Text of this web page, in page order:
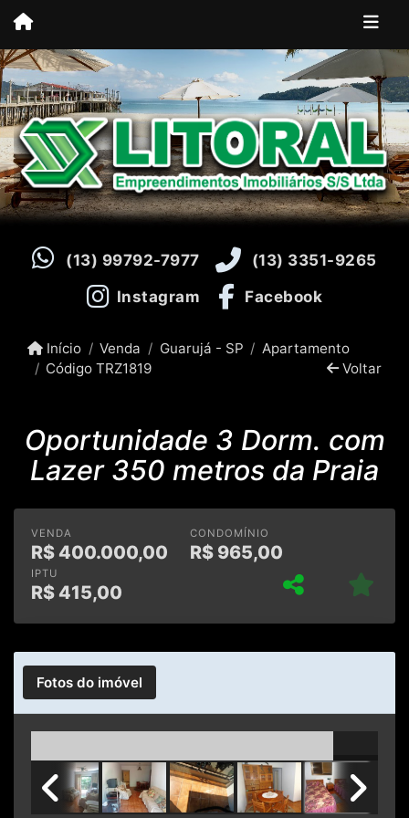
(13) 99792-7977 (13) 3351-9265
Instagram Facebook
Início Venda Guarujá - SP
Apartamento
Código TRZ1819
Voltar
Oportunidade 3 Dorm. com
Lazer 350 metros da Praia
VENDA
R$ 400.000,00
CONDOMÍNIO
R$ 965,00
IPTU
R$ 415,00
Fotos do imóvel
Previous Next